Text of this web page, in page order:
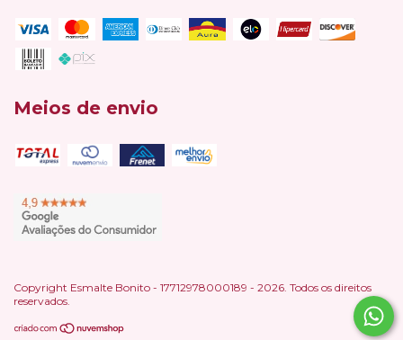
Meios de envio
Copyright Esmalte Bonito - 17712978000189 - 2026. Todos os direitos
reservados.